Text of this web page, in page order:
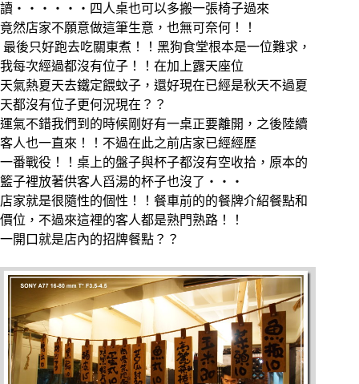
讀‧‧‧‧‧‧四人桌也可以多搬一張椅子過來
竟然店家不願意做這筆生意，也無可奈何！！
最後只好跑去吃關東煮！！黑狗食堂根本是一位難求，
我每次經過都沒有位子！！在加上露天座位
天氣熱夏天去鐵定餵蚊子，還好現在已經是秋天不過夏
天都沒有位子更何況現在？？
運氣不錯我們到的時候剛好有一桌正要離開，之後陸續
客人也一直來！！不過在此之前店家已經經歷
一番戰役！！桌上的盤子與杯子都沒有空收拾，原本的
籃子裡放著供客人舀湯的杯子也沒了‧‧‧
店家就是很隨性的個性！！餐車前的的餐牌介紹餐點和
價位，不過來這裡的客人都是熟門熟路！！
一開口就是店內的招牌餐點？？